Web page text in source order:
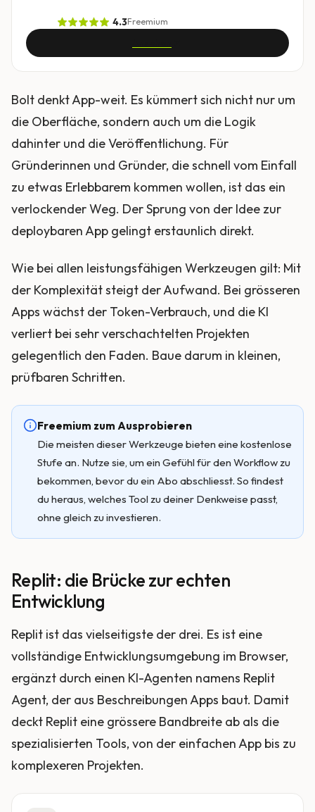
4.3Freemium
Bolt denkt App-weit. Es kümmert sich nicht nur um
die Oberfläche, sondern auch um die Logik
dahinter und die Veröffentlichung. Für
Gründerinnen und Gründer, die schnell vom Einfall
zu etwas Erlebbarem kommen wollen, ist das ein
verlockender Weg. Der Sprung von der Idee zur
deploybaren App gelingt erstaunlich direkt.
Wie bei allen leistungsfähigen Werkzeugen gilt: Mit
der Komplexität steigt der Aufwand. Bei grösseren
Apps wächst der Token-Verbrauch, und die KI
verliert bei sehr verschachtelten Projekten
gelegentlich den Faden. Baue darum in kleinen,
prüfbaren Schritten.
Freemium zum Ausprobieren
Die meisten dieser Werkzeuge bieten eine kostenlose
Stufe an. Nutze sie, um ein Gefühl für den Workflow zu
bekommen, bevor du ein Abo abschliesst. So findest
du heraus, welches Tool zu deiner Denkweise passt,
ohne gleich zu investieren.
Replit: die Brücke zur echten
Entwicklung
Replit ist das vielseitigste der drei. Es ist eine
vollständige Entwicklungsumgebung im Browser,
ergänzt durch einen KI-Agenten namens Replit
Agent, der aus Beschreibungen Apps baut. Damit
deckt Replit eine grössere Bandbreite ab als die
spezialisierten Tools, von der einfachen App bis zu
komplexeren Projekten.